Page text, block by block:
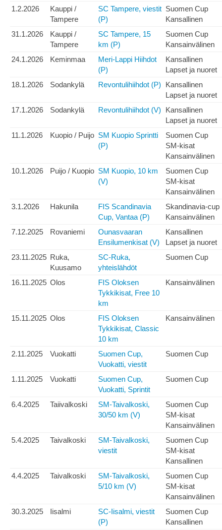
1.2.2026
Kauppi /
Tampere
SC Tampere, viestit
(P)
Suomen Cup
Kansallinen
31.1.2026
Kauppi /
Tampere
SC Tampere, 15
km (P)
Suomen Cup
Kansainvälinen
24.1.2026
Keminmaa
Meri-Lappi Hiihdot
(P)
Kansallinen
Lapset ja nuoret
18.1.2026
Sodankylä Revontulihiihdot (P)
Kansallinen
Lapset ja nuoret
17.1.2026
Sodankylä Revontulihiihdot (V)
Kansallinen
Lapset ja nuoret
11.1.2026
Kuopio / Puijo SM Kuopio Sprintti
(P)
Suomen Cup
SM-kisat
Kansainvälinen
10.1.2026
Puijo / Kuopio SM Kuopio, 10 km
(V)
Suomen Cup
SM-kisat
Kansainvälinen
3.1.2026
Hakunila
FIS Scandinavia
Cup, Vantaa (P)
Skandinavia-cup
Kansainvälinen
7.12.2025
Rovaniemi
Ounasvaaran
Ensilumenkisat (V)
Kansallinen
Lapset ja nuoret
23.11.2025 Ruka,
Kuusamo
SC-Ruka,
yhteislähdöt
Suomen Cup
16.11.2025 Olos
FIS Oloksen
Tykkikisat, Free 10
km
Kansainvälinen
15.11.2025 Olos
FIS Oloksen
Tykkikisat, Classic
10 km
Kansainvälinen
2.11.2025 Vuokatti
Suomen Cup,
Vuokatti, viestit
Suomen Cup
1.11.2025 Vuokatti
Suomen Cup,
Vuokatti, Sprintit
Suomen Cup
6.4.2025 Taiivalkoski
SM-Taivalkoski,
30/50 km (V)
Suomen Cup
SM-kisat
Kansainvälinen
5.4.2025
Taivalkoski
SM-Taivalkoski,
viestit
Suomen Cup
SM-kisat
Kansallinen
4.4.2025
Taivalkoski
SM-Taivalkoski,
5/10 km (V)
Suomen Cup
SM-kisat
Kansainvälinen
30.3.2025
Iisalmi
SC-Iisalmi, viestit
(P)
Suomen Cup
Kansallinen